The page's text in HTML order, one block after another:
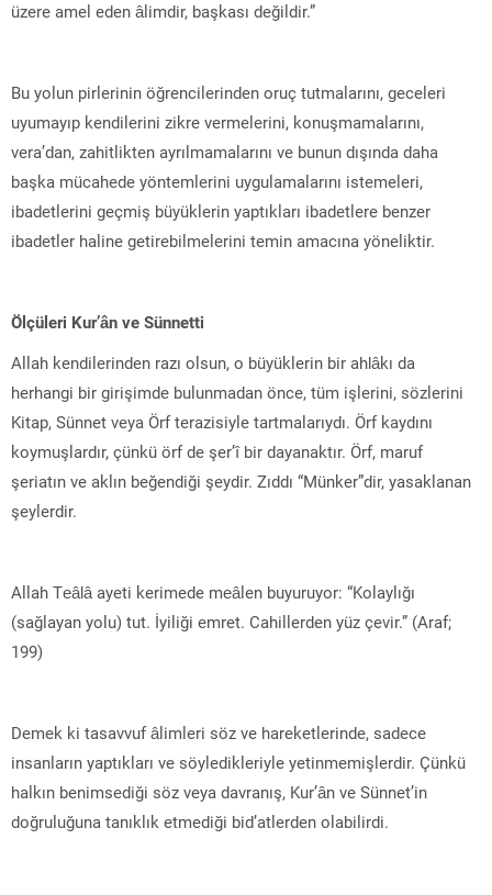
üzere amel eden âlimdir, başkası değildir.”
Bu yolun pirlerinin öğrencilerinden oruç tutmalarını, geceleri
uyumayıp kendilerini zikre vermelerini, konuşmamalarını,
vera’dan, zahitlikten ayrılmamalarını ve bunun dışında daha
başka mücahede yöntemlerini uygulamalarını istemeleri,
ibadetlerini geçmiş büyüklerin yaptıkları ibadetlere benzer
ibadetler haline getirebilmelerini temin amacına yöneliktir.
Ölçüleri Kur’ân ve Sünnetti
Allah kendilerinden razı olsun, o büyüklerin bir ahlâkı da
herhangi bir girişimde bulunmadan önce, tüm işlerini, sözlerini
Kitap, Sünnet veya Örf terazisiyle tartmalarıydı. Örf kaydını
koymuşlardır, çünkü örf de şer’î bir dayanaktır. Örf, maruf
şeriatın ve aklın beğendiği şeydir. Zıddı “Münker”dir, yasaklanan
şeylerdir.
Allah Teâlâ ayeti kerimede meâlen buyuruyor: “Kolaylığı
(sağlayan yolu) tut. İyiliği emret. Cahillerden yüz çevir.” (Araf;
199)
Demek ki tasavvuf âlimleri söz ve hareketlerinde, sadece
insanların yaptıkları ve söyledikleriyle yetinmemişlerdir. Çünkü
halkın benimsediği söz veya davranış, Kur’ân ve Sünnet’in
doğruluğuna tanıklık etmediği bid’atlerden olabilirdi.